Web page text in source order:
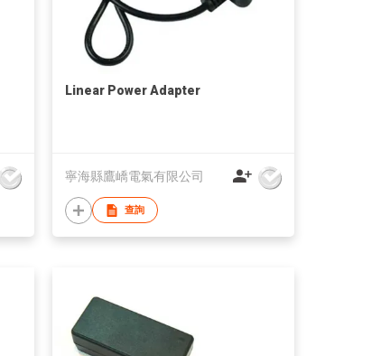
Linear Power Adapter
寧海縣鷹嶠電氣有限公司
查詢